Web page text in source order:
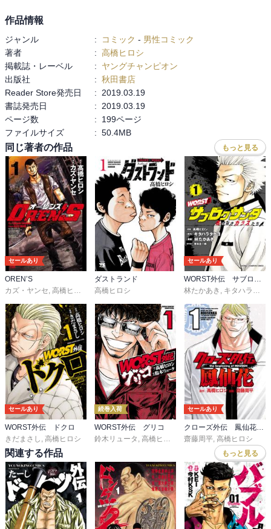
作品情報
ジャンル : コミック - 男性コミック
著者
: 高橋ヒロシ
掲載誌・レーベル
:
ヤングチャンピオン
出版社
: 秋田書店
Reader Store発売日
:
2019.03.19
書誌発売日
:
2019.03.19
ページ数
:
199ページ
ファイルサイズ
: 50.4MB
同じ著者の作品 もっと見る
セールあり
OREN’S
カズ・ヤンセ, 高橋ヒロシ
ダストランド
高橋ヒロシ
セールあり
WORST外伝 サブロクサンタ 名もなきカラスたち
林たかあき , キタハラタケヨ
セールあり
WORST外伝 ドクロ
きだまさし 高橋ヒロシ
続巻入荷
WORST外伝 グリコ
鈴木リュータ 高橋ヒロシ
セールあり
齋藤周平 高橋ヒロシ
関連する作品 もっと見る